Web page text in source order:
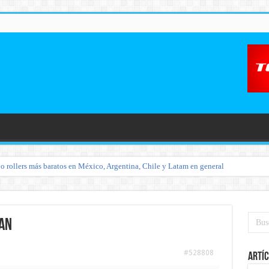
rollers más baratos en México, Argentina, Chile y Latam en general
#528808